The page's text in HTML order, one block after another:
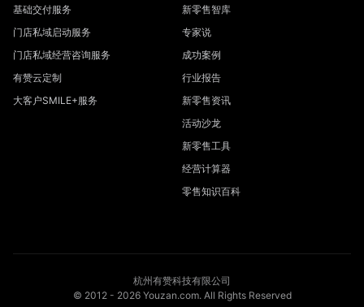
基础交付服务
门店私域启动服务
门店私域经营咨询服务
有赞云定制
大客户SMILE+服务
新零售智库
专家说
成功案例
行业报告
新零售资讯
活动沙龙
新零售工具
经营计算器
零售知识百科
杭州有赞科技有限公司
© 2012 - 2026Youzan.com. All Rights Reserved